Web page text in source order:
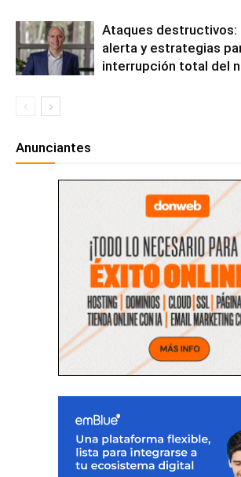
Ataques destructivos:
alerta y estrategias
interrupción total del
Anunciantes